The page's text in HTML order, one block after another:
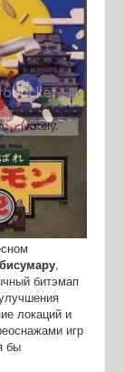
,
битэмап
локаций и
игр
бы